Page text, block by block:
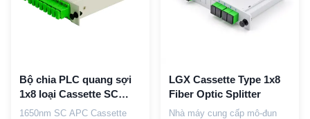
Bộ chia PLC quang sợi
1x8 loại Cassette SC
APC 1650nm
1650nm SC APC Cassette
LGX Cassette Type 1x8
Fiber Optic Splitter
Nhà máy cung cấp mô-đun